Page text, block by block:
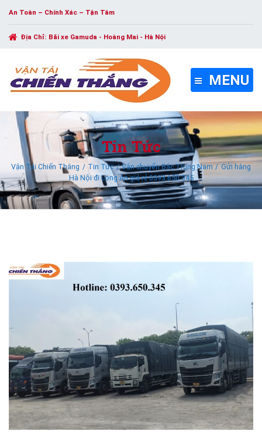
An Toàn – Chính Xác – Tận Tâm
Địa Chỉ: Bãi xe Gamuda - Hoàng Mai - Hà Nội
MENU
Tin Tức
Vận Tải Chiến Thắng Tin Tức Vận chuyển Bắc Trung Nam
Gửi hàng
Hà Nội đi Long An giá rẻ 0393.650.345